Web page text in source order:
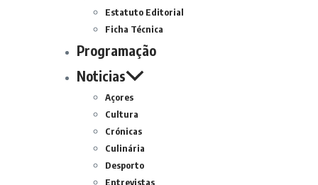
Estatuto Editorial
Ficha Técnica
Programação
Noticias
Açores
Cultura
Crónicas
Culinária
Desporto
Entrevistas